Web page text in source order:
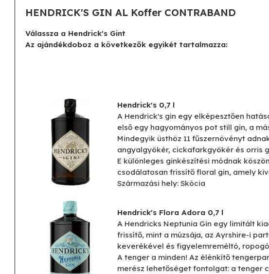
HENDRICK'S GIN AL Koffer CONTRABAND
Válassza a Hendrick's Gint
Az ajándékdoboz a következők egyikét tartalmazza:
Hendrick's 0,7 l
A Hendrick's gin egy elképesztően
első egy hagyományos pot still gin, a
Mindegyik üsthöz 11 fűszernövényt
angyalgyökér, cickafarkgyökér és orris
E különleges ginkészítési módnak
csodálatosan frissítő floral gin, amely
Származási hely: Skócia
Hendrick's Flora Adora 0,7 l
A Hendricks Neptunia Gin egy limitált
frissítő, mint a múzsája, az Ayrshire-i
keverékével és figyelemreméltó,
A tenger a minden! Az élénkítő
merész lehetőséget fontolgat: a tenger